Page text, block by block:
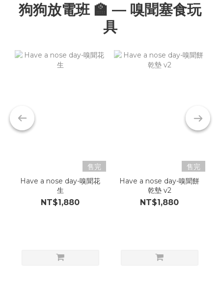
狗狗放電班 🏫 — 嗅聞塞食玩
具
售完
Have a nose day-嗅聞花
生
NT$1,880
售完
Have a nose day-嗅聞餅
乾墊 v2
NT$1,880